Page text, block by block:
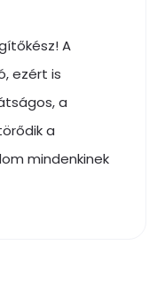
A
ezért is
a
a
mindenkinek